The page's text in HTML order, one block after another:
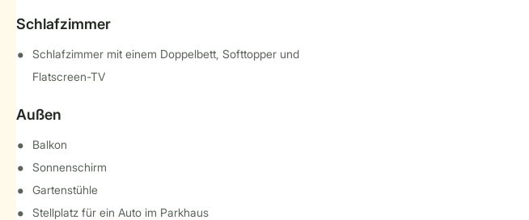
Schlafzimmer
Schlafzimmer mit einem Doppelbett, Softtopper und
Flatscreen-TV
Außen
Balkon
Sonnenschirm
Gartenstühle
Stellplatz für ein Auto im Parkhaus